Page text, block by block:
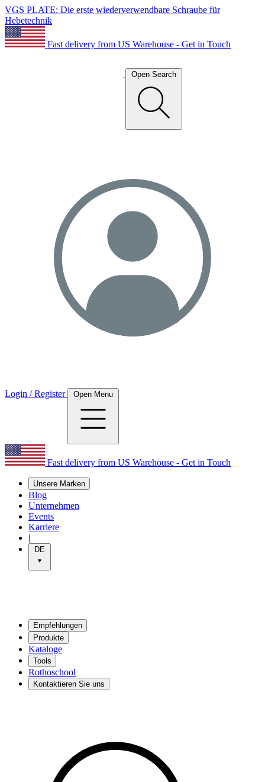
VGS PLATE: Die erste wiederverwendbare Schraube für
Hebetechnik
Fast delivery from US Warehouse - Get in Touch
Open Search
Login / Register Open Menu
Fast delivery from US Warehouse - Get in Touch
Unsere Marken
Blog
Unternehmen
Events
Karriere
|
DE
Empfehlungen
Produkte
Kataloge
Tools
Rothoschool
Kontaktieren Sie uns